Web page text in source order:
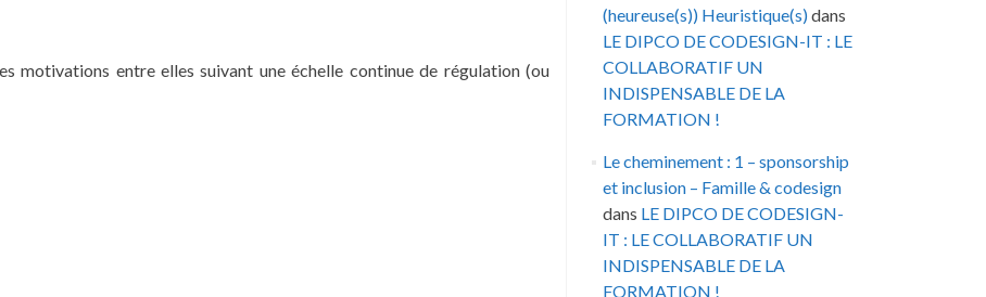
motivations entre elles suivant une échelle continue de régulation (ou
(heureuse(s)) Heuristique(s)dans
LE DIPCO DE CODESIGN-IT : LE
COLLABORATIF UN
INDISPENSABLE DE LA
FORMATION !
Le cheminement : 1 – sponsorship
et inclusion – Famille & codesign
dans LE DIPCO DE CODESIGN-
IT : LE COLLABORATIF UN
INDISPENSABLE DE LA
FORMATION !